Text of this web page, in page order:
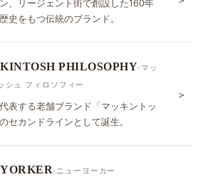
、リージェント街で創設した160年
史をもつ伝統のブランド。
PHILOSOPHY-マッ
シュ フィロソフィー
表する老舗ブランド「マッキントッ
セカンドラインとして誕生。
＞
-ニューヨーカー